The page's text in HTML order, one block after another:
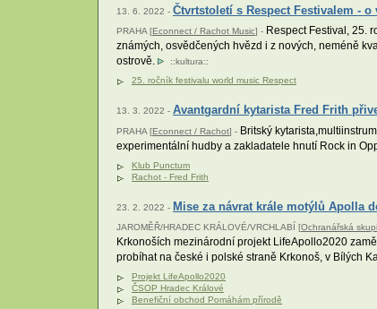
13. 6. 2022 - Čtvrtstoletí s Respect Festivalem -
PRAHA [Econnect / Rachot Music] - Respect Festival, 25.
známých, osvědčených hvězd i z nových, neméně
ostrově.
::kultura::
25. ročník festivalu world music Respect
13. 3. 2022 - Avantgardní kytarista Fred Frith
PRAHA [Econnect / Rachot] - Britský
experimentální hudby a zakladatele hnutí Rock in
Klub Punctum
Rachot - Fred Frith
23. 2. 2022 - Mise za návrat krále motýlů Apolla
JAROMĚŘ/HRADEC KRÁLOVÉ/VRCHLABÍ [Ochranářská
Krkonoších mezinárodní projekt LifeApollo2020
probíhat na české i polské straně Krkonoš, v Bílých
Projekt LifeApollo2020
ČSOP Hradec Králové
Benefiční obchod Pomáhám přírodě